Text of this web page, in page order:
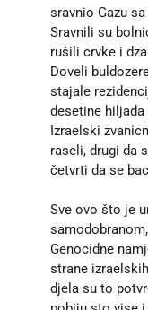
sravnio Gazu
Sravnili su
rušili crvke i
Doveli
stajale
desetine
Izraelski
raseli, drugi da
četvrti da se
Sve ovo što je
Genocidne
strane
djela su to